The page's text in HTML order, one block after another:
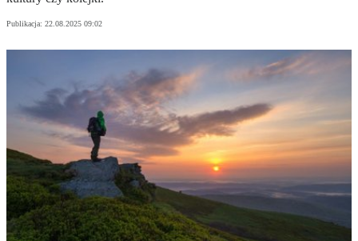
Publikacja: 22.08.2025 09:02